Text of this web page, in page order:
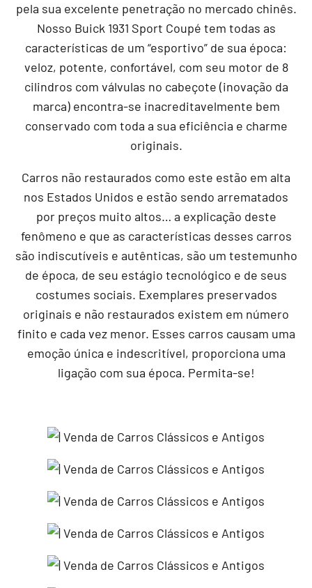
pela sua excelente penetração no mercado chinês.
Nosso Buick 1931 Sport Coupé tem todas as
características de um “esportivo” de sua época:
veloz, potente, confortável, com seu motor de 8
cilindros com válvulas no cabeçote (inovação da
marca) encontra-se inacreditavelmente bem
conservado com toda a sua eficiência e charme
originais.
Carros não restaurados como este estão em alta
nos Estados Unidos e estão sendo arrematados
por preços muito altos… a explicação deste
fenômeno e que as características desses carros
são indiscutíveis e autênticas, são um testemunho
de época, de seu estágio tecnológico e de seus
costumes sociais. Exemplares preservados
originais e não restaurados existem em número
finito e cada vez menor. Esses carros causam uma
emoção única e indescritível, proporciona uma
ligação com sua época. Permita-se!